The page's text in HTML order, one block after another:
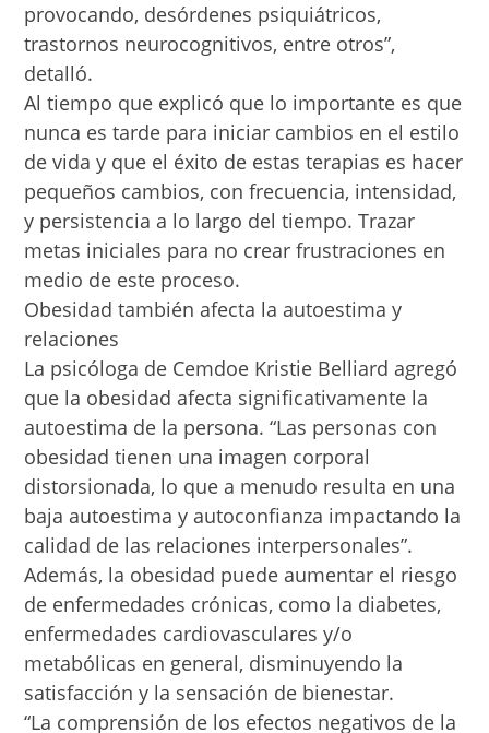
provocando, desórdenes psiquiátricos,
trastornos neurocognitivos, entre otros”,
detalló.
Al tiempo que explicó que lo importante es que
nunca es tarde para iniciar cambios en el estilo
de vida y que el éxito de estas terapias es hacer
pequeños cambios, con frecuencia, intensidad,
y persistencia a lo largo del tiempo. Trazar
metas iniciales para no crear frustraciones en
medio de este proceso.
Obesidad también afecta la autoestima y
relaciones
La psicóloga de Cemdoe Kristie Belliard agregó
que la obesidad afecta significativamente la
autoestima de la persona. “Las personas con
obesidad tienen una imagen corporal
distorsionada, lo que a menudo resulta en una
baja autoestima y autoconfianza impactando la
calidad de las relaciones interpersonales”.
Además, la obesidad puede aumentar el riesgo
de enfermedades crónicas, como la diabetes,
enfermedades cardiovasculares y/o
metabólicas en general, disminuyendo la
satisfacción y la sensación de bienestar.
“La comprensión de los efectos negativos de la